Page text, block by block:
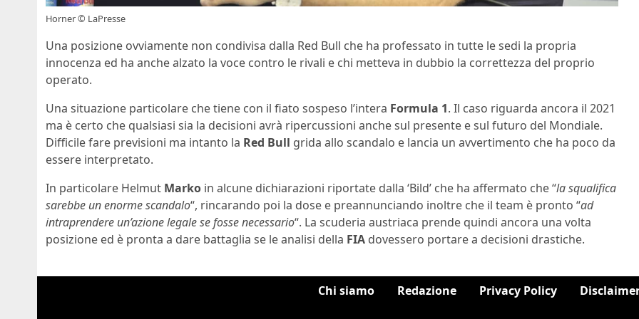
Horner © LaPresse
Una posizione ovviamente non condivisa dalla Red Bull che ha professato in tutte le sedi la propria
innocenza ed ha anche alzato la voce contro le rivali e chi metteva in dubbio la correttezza del proprio
operato.
Una situazione particolare che tiene con il fiato sospeso l’intera Formula 1. Il caso riguarda ancora il 2021
ma è certo che qualsiasi sia la decisioni avrà ripercussioni anche sul presente e sul futuro del Mondiale.
Difficile fare previsioni ma intanto la Red Bull grida allo scandalo e lancia un avvertimento che ha poco da
essere interpretato.
In particolare Helmut Marko in alcune dichiarazioni riportate dalla ‘Bild’ che ha affermato che “la squalifica
sarebbe un enorme scandalo“, rincarando poi la dose e preannunciando inoltre che il team è pronto “ad
intraprendere un’azione legale se fosse necessario“. La scuderia austriaca prende quindi ancora una volta
posizione ed è pronta a dare battaglia se le analisi della FIA dovessero portare a decisioni drastiche.
Chi siamo Redazione Privacy Policy